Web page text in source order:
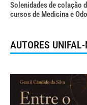
Solenidades de colação
cursos de Medicina e
AUTORES